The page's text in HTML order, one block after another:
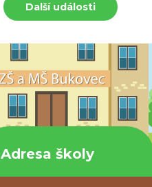
Další události
Adresa školy